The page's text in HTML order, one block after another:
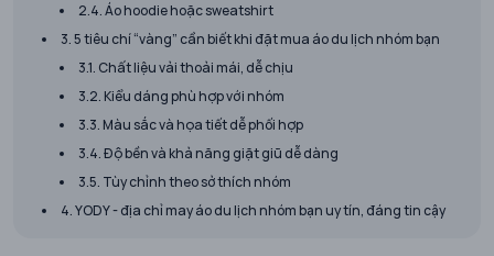
2.4. Áo hoodie hoặc sweatshirt
3. 5 tiêu chí “vàng” cần biết khi đặt mua áo du lịch nhóm bạn
3.1. Chất liệu vải thoải mái, dễ chịu
3.2. Kiểu dáng phù hợp với nhóm
3.3. Màu sắc và họa tiết dễ phối hợp
3.4. Độ bền và khả năng giặt giũ dễ dàng
3.5. Tùy chỉnh theo sở thích nhóm
4. YODY - địa chỉ may áo du lịch nhóm bạn uy tín, đáng tin cậy